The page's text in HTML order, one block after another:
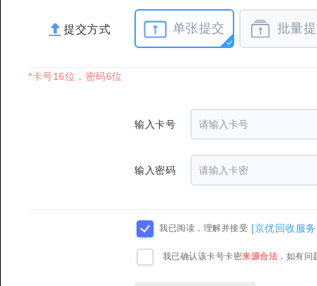
提交方式 单张提交 批量
*卡号16位，密码6位
输入卡号
输入密码
我已阅读，理解并接受 [京优回收服
我已确认该卡号卡密来源合法 ，如有